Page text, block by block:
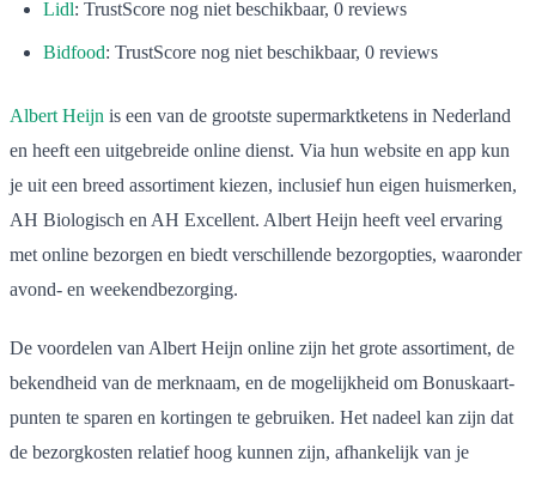
Lidl: TrustScore nog niet beschikbaar, 0 reviews
Bidfood: TrustScore nog niet beschikbaar, 0 reviews
Albert Heijn is een van de grootste supermarktketens in Nederland
en heeft een uitgebreide online dienst. Via hun website en app kun
je uit een breed assortiment kiezen, inclusief hun eigen huismerken,
AH Biologisch en AH Excellent. Albert Heijn heeft veel ervaring
met online bezorgen en biedt verschillende bezorgopties, waaronder
avond- en weekendbezorging.
De voordelen van Albert Heijn online zijn het grote assortiment, de
bekendheid van de merknaam, en de mogelijkheid om Bonuskaart-
punten te sparen en kortingen te gebruiken. Het nadeel kan zijn dat
de bezorgkosten relatief hoog kunnen zijn, afhankelijk van je